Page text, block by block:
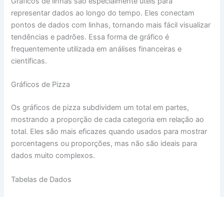
representar dados ao longo do tempo. Eles conectam
pontos de dados com linhas, tornando mais fácil visualizar
tendências e padrões. Essa forma de gráfico é
frequentemente utilizada em análises financeiras e
científicas.
Gráficos de Pizza
Os gráficos de pizza subdividem um total em partes,
mostrando a proporção de cada categoria em relação ao
total. Eles são mais eficazes quando usados para mostrar
porcentagens ou proporções, mas não são ideais para
dados muito complexos.
Tabelas de Dados